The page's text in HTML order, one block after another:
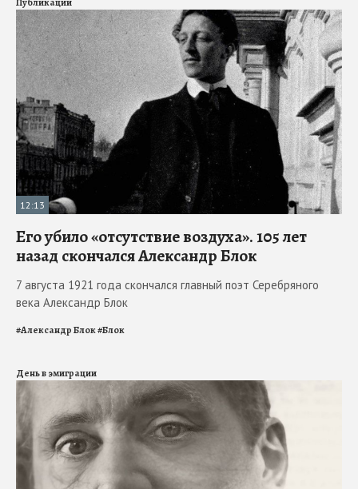
12:13
Его убило «отсутствие воздуха». 105 лет
назад скончался Александр Блок
7 августа 1921 года скончался главный поэт Серебряного
века Александр Блок
#Александр Блок#Блок
День в эмиграции